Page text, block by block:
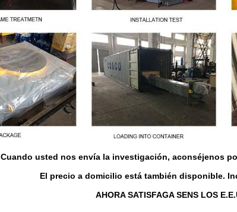
Cuando usted nos envía la investigación, aconséjenos
El precio a domicilio está también disponible.
AHORA SATISFAGA SENS LOS